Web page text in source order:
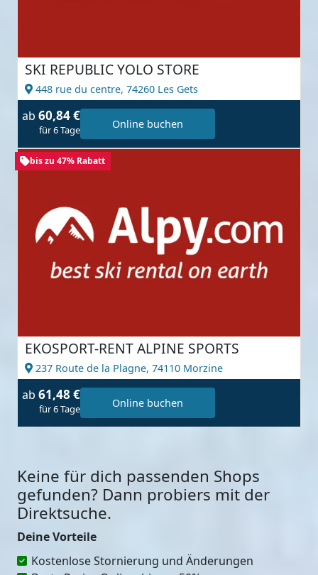
SKI REPUBLIC YOLO STORE
448 rue du centre, 74260 Les Gets
ab 60,84 €
für 6 Tage Online buchen
bis zu 47% Rabatt
EKOSPORT-RENT ALPINE SPORTS
237 Route de la Plagne, 74110 Morzine
ab 61,48 €
für 6 Tage Online buchen
Keine für dich passenden Shops
gefunden? Dann probiers mit der
Direktsuche.
Deine Vorteile
Kostenlose Stornierung und Änderungen